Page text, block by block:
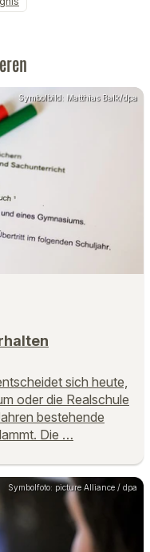
Symbolbild: Matthias Balk/dpa
sich heute,
oder die Realschule
bestehende
Die …
Symbolfoto: picture Alliance / dpa